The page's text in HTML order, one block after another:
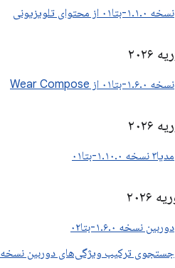
نسخه ۱.۱.۰-بتا۰۱ از محتوای تلویزیونی
نسخه ۱.۶.۰-بتا۰۱ از Wear Compose
مدیا۳ نسخه ۱.۱۰.۰-بتا۰۱
دوربین نسخه ۱.۶.۰-بتا۰۲
جستجوی ترکیب ویژگی‌های دوربین نسخه ۱.۶.۰-بتا۰۲